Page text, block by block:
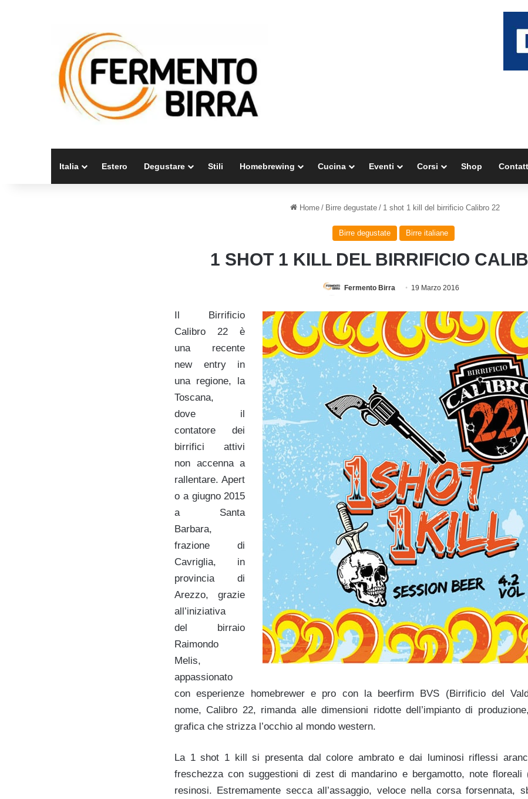
Italia Estero Degustare Stili Homebrewing Cucina Eventi Corsi Shop
Home / Birre degustate / 1 shot 1 kill del birrificio Calibro 22
Birre degustate Birre italiane
1 SHOT 1 KILL DEL BIRRIFICIO
Fermento Birra 19 Marzo 2016
Il Birrificio
Calibro 22 è
una recente
new entry in
una regione, la
Toscana,
dove il
contatore dei
birrifici attivi
non accenna a
rallentare. Apert
o a giugno 2015
a Santa
Barbara,
frazione di
Cavriglia, in
provincia di
Arezzo, grazie
all’iniziativa
del birraio
Raimondo
Melis,
appassionato
con esperienze homebrewer e pro con la beerfirm BVS (Birrificio del
nome, Calibro 22, rimanda alle dimensioni ridotte dell’impianto di
grafica che strizza l’occhio al mondo western.
La 1 shot 1 kill si presenta dal colore ambrato e dai luminosi riflessi
freschezza con suggestioni di zest di mandarino e bergamotto, note floreali
resinosi.
Estremamente secca all’assaggio, veloce nella corsa forsennata,